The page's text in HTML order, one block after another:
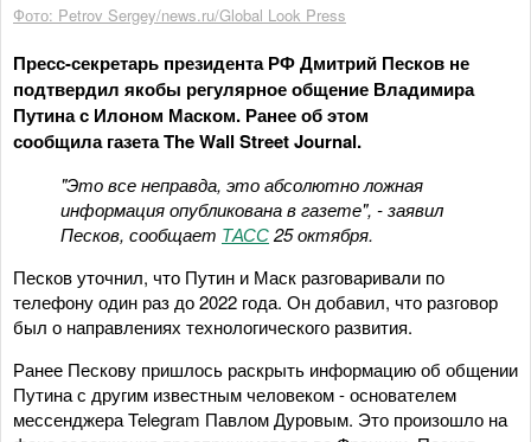
Фото: Petrov Sergey/news.ru/Global Look Press
Пресс-секретарь президента РФ Дмитрий Песков не
подтвердил якобы регулярное общение Владимира
Путина с Илоном Маском. Ранее об этом
сообщила газета The Wall Street Journal.
"Это все неправда, это абсолютно ложная
информация опубликована в газете", - заявил
Песков, сообщает ТАСС25 октября.
Песков уточнил, что Путин и Маск разговаривали по
телефону один раз до 2022 года. Он добавил, что разговор
был о направлениях технологического развития.
Ранее Пескову пришлось раскрыть информацию об общении
Путина с другим известным человеком - основателем
мессенджера Telegram Павлом Дуровым. Это произошло на